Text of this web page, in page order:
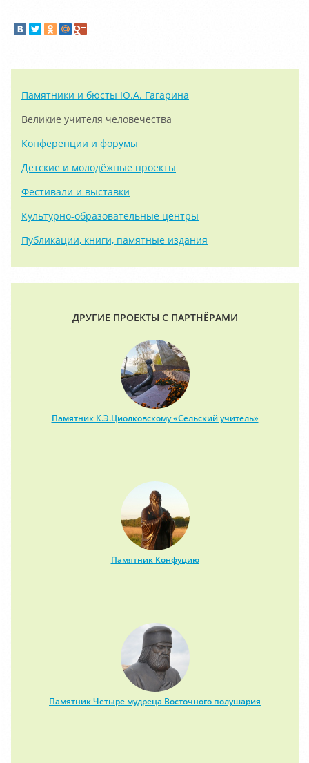
Памятники и бюсты Ю.А. Гагарина
Великие учителя человечества
Конференции и форумы
Детские и молодёжные проекты
Фестивали и выставки
Культурно-образовательные центры
Публикации, книги, памятные издания
ДРУГИЕ ПРОЕКТЫ С ПАРТНЁРАМИ
Памятник К.Э.Циолковскому «Сельский учитель»
Памятник Конфуцию
Памятник Четыре мудреца Восточного полушария